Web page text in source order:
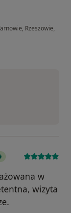
Rzeszowie,
w
wizyta